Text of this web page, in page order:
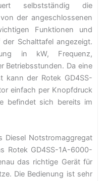
selbstständig die
der angeschlossenen
Funktionen und
Schalttafel angezeigt.
in kW, Frequenz,
Betriebsstunden. Da eine
kann der Rotek GD4SS-
einfach per Knopfdruck
befindet sich bereits im
Diesel Notstromaggregat
Rotek GD4SS-1A-6000-
das richtige Gerät für
Die Bedienung ist sehr